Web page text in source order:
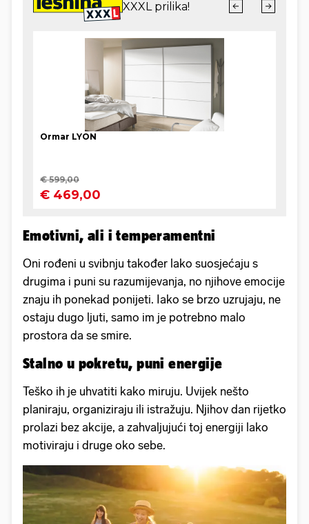
Emotivni, ali i temperamentni
Oni rođeni u svibnju također lako suosjećaju s
drugima i puni su razumijevanja, no njihove emocije
znaju ih ponekad ponijeti. Iako se brzo uzrujaju, ne
ostaju dugo ljuti, samo im je potrebno malo
prostora da se smire.
Stalno u pokretu, puni energije
Teško ih je uhvatiti kako miruju. Uvijek nešto
planiraju, organiziraju ili istražuju. Njihov dan rijetko
prolazi bez akcije, a zahvaljujući toj energiji lako
motiviraju i druge oko sebe.